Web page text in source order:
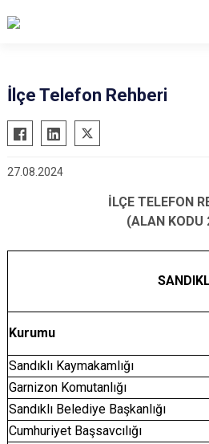
Başmakçı
Bayat
Bolvadin
Dazkırı
Evciler
İlçe Telefon Rehberi
27.08.2024
İLÇE TELEFON
(ALAN KODU
Kurumu
Sandıklı Kaymakamlığı
Garnizon Komutanlığı
Sandıklı Belediye Başkanlığı
Cumhuriyet Başsavcılığı